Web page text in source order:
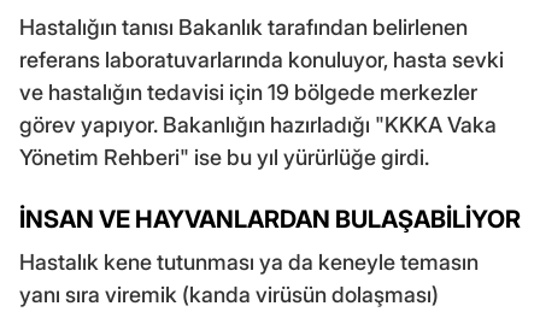
Hastalığın tanısı Bakanlık tarafından belirlenen
referans laboratuvarlarında konuluyor, hasta sevki
ve hastalığın tedavisi için 19 bölgede merkezler
görev yapıyor. Bakanlığın hazırladığı "KKKA Vaka
Yönetim Rehberi" ise bu yıl yürürlüğe girdi.
İNSAN VE HAYVANLARDAN BULAŞABİLİYOR
Hastalık kene tutunması ya da keneyle temasın
yanı sıra viremik (kanda virüsün dolaşması)